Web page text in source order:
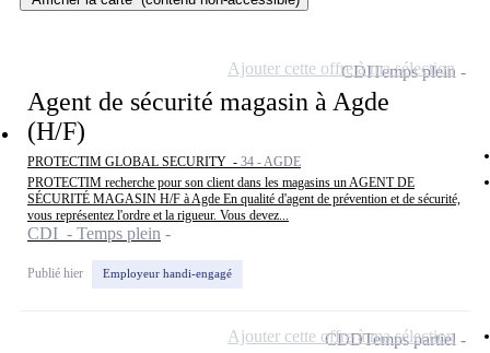
Agent de sécurité magasin à Agde
(H/F)
PROTECTIM GLOBAL SECURITY - 34 - AGDE
PROTECTIM recherche pour son client dans les magasins un AGENT DE
SÉCURITÉ MAGASIN H/F à Agde En qualité d'agent de prévention et de sécurité,
vous représentez l'ordre et la rigueur. Vous devez...
CDI - Temps plein
Publié hier Employeur handi-engagé
CDITemps plein
Ajouter cette offre à ma sélection
CDDTemps partiel
Ajouter cette offre à ma sélection